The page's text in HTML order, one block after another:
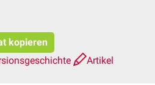
kopieren
Artikel